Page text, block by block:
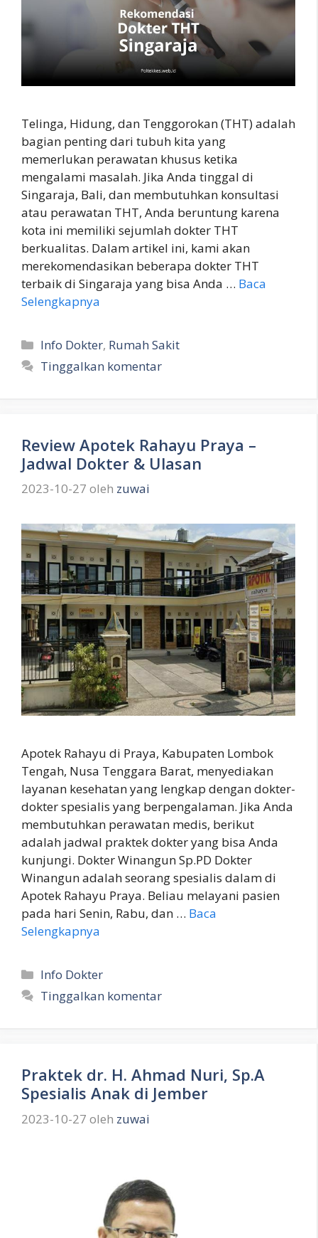
Telinga, Hidung, dan Tenggorokan (THT) adalah
bagian penting dari tubuh kita yang
memerlukan perawatan khusus ketika
mengalami masalah. Jika Anda tinggal di
Singaraja, Bali, dan membutuhkan konsultasi
atau perawatan THT, Anda beruntung karena
kota ini memiliki sejumlah dokter THT
berkualitas. Dalam artikel ini, kami akan
merekomendasikan beberapa dokter THT
terbaik di Singaraja yang bisa Anda … Baca
Selengkapnya
Kategori
Info Dokter, Rumah Sakit
Tinggalkan komentar
Review Apotek Rahayu Praya –
Jadwal Dokter & Ulasan
2023-10-27 oleh zuwai
Apotek Rahayu di Praya, Kabupaten Lombok
Tengah, Nusa Tenggara Barat, menyediakan
layanan kesehatan yang lengkap dengan dokter-
dokter spesialis yang berpengalaman. Jika Anda
membutuhkan perawatan medis, berikut
adalah jadwal praktek dokter yang bisa Anda
kunjungi. Dokter Winangun Sp.PD Dokter
Winangun adalah seorang spesialis dalam di
Apotek Rahayu Praya. Beliau melayani pasien
pada hari Senin, Rabu, dan … Baca
Selengkapnya
Kategori
Info Dokter
Tinggalkan komentar
Praktek dr. H. Ahmad Nuri, Sp.A
Spesialis Anak di Jember
2023-10-27 oleh zuwai